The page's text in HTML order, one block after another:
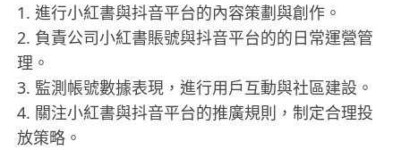
1. 進行小紅書與抖音平台的內容策劃與創作。
2. 負責公司小紅書賬號與抖音平台的的日常運營管
理。
3. 監測帳號數據表現，進行用戶互動與社區建設。
4. 關注小紅書與抖音平台的推廣規則，制定合理投
放策略。